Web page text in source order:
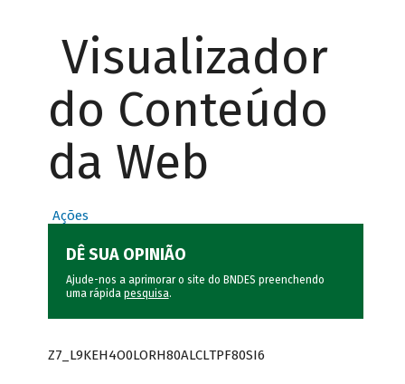
Visualizador
do Conteúdo
da Web
Ações
DÊ SUA OPINIÃO
Ajude-nos a aprimorar o site do BNDES preenchendo
uma rápida pesquisa.
Z7_L9KEH4O0LORH80ALCLTPF80SI6